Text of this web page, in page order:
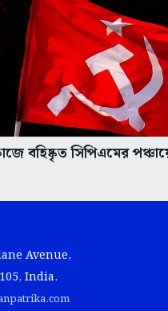
বহিষ্কৃত সিপিএমের
Avenue,
India.